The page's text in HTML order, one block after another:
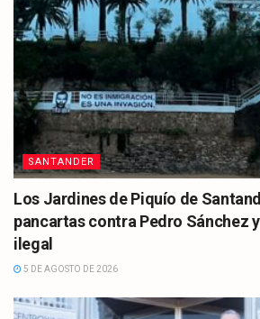
SANTANDER
Los Jardines de Piquío de
pancartas contra Pedro Sánchez
ilegal
5 DE AGOSTO DE 2026